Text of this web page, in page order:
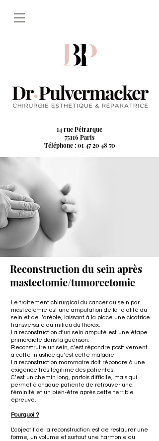
14 rue Pétrarque
75116 Paris
Téléphone : 01 47 20 48 70
Reconstruction du sein après
mastectomie/tumorectomie
Le traitement chirurgical du cancer du sein par
mastectomie est une amputation de la totalité du
sein et de l’aréole, laissant à la place une cicatrice
transversale au milieu du thorax.
La reconstruction d’un sein amputé est une étape
primordiale dans la guérison.
Reconstruire un sein, c’est répondre positivement
à cette injustice qu’est cette maladie.
La reconstruction mammaire doit répondre à une
exigence très légitime des patientes.
C’est un chemin long, parfois difficile, mais qui
permet à chaque patiente de retrouver une
féminité et un bien-être après cette terrible
épreuve.
Pourquoi ?
L’objectif de la reconstruction est de restaurer une
forme, un volume et surtout une harmonie au